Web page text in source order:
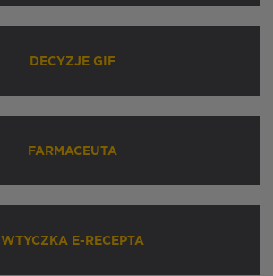
DECYZJE GIF
FARMACEUTA
WTYCZKA E-RECEPTA